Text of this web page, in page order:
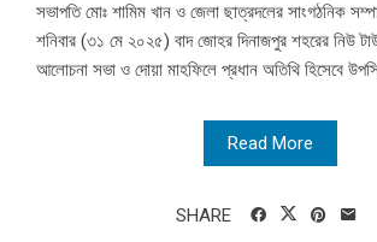
সভাপতি মোঃ শামিম খান ও জেলা ছাত্রদলের সাংগঠনিক
শনিবার (৩১ মে ২০২৫) বাদ জোহর দিনাজপুর শহরের নিউ
আলোচনা সভা ও দোয়া মাহফিলে প্রধান অতিথি হিসেবে
Read More
SHARE